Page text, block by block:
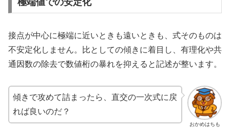
接点が中心に極端に近いときも遠いときも、式そのものは
不安定化しません。比としての傾きに着目し、有理化や共
通因数の除去で数値桁の暴れを抑えると記述が整います。
おかめはちも
傾きで攻めて詰まったら、直交の一次式に戻
れば良いのだ？